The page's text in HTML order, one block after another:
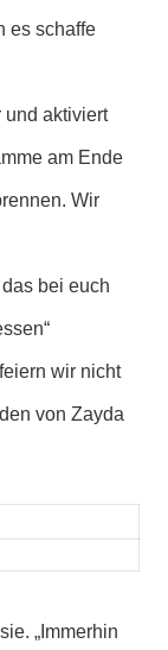
es schaffe
und aktiviert
am Ende
Wir
bei euch
wir nicht
von Zayda
„Immerhin